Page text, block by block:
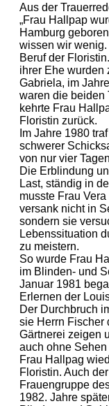
Aus der
„Frau Hallpap
Hamburg
wissen wir
Beruf der
ihrer Ehe wurden
Gabriela, im
waren die beiden
kehrte Frau
Floristin zurück.
Im Jahre 1980
schwerer
von nur vier
Die Erblindung
Last, ständig in
musste Frau
versank nicht in
sondern sie
Lebenssituation
zu meistern.
So wurde Frau
im Blinden- und
Januar 1981
Erlernen der
Der Durchbruch
sie Herrn Fischer
Gärtnerei zeigen
auch ohne
Frau Hallpag
Floristin. Auch
Frauengruppe
1982. Jahre